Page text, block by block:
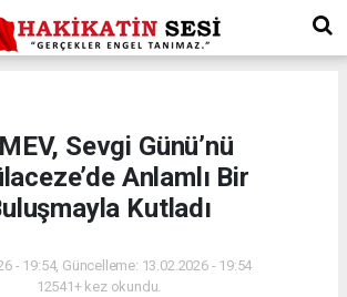
Sevgi Günü’nü
Anlamlı Bir
Kutladı
- 19:54, Güncelleme: 13.02.2026 - 19:54
12541+ kez okundu.